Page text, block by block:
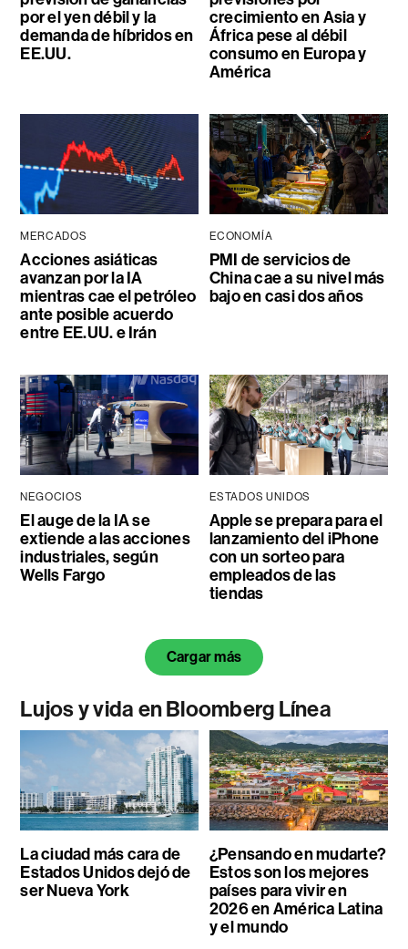
por el yen débil y la
demanda de híbridos en
EE.UU.
crecimiento en Asia y
África pese al débil
consumo en Europa y
América
MERCADOS
Acciones asiáticas
avanzan por la IA
mientras cae el petróleo
ante posible acuerdo
entre EE.UU. e Irán
ECONOMÍA
PMI de servicios de
China cae a su nivel más
bajo en casi dos años
NEGOCIOS
El auge de la IA se
extiende a las acciones
industriales, según
Wells Fargo
ESTADOS UNIDOS
Apple se prepara para el
lanzamiento del iPhone
con un sorteo para
empleados de las
tiendas
Cargar más
Lujos y vida en Bloomberg Línea
La ciudad más cara de
Estados Unidos dejó de
ser Nueva York
¿Pensando en mudarte?
Estos son los mejores
países para vivir en
2026 en América Latina
y el mundo